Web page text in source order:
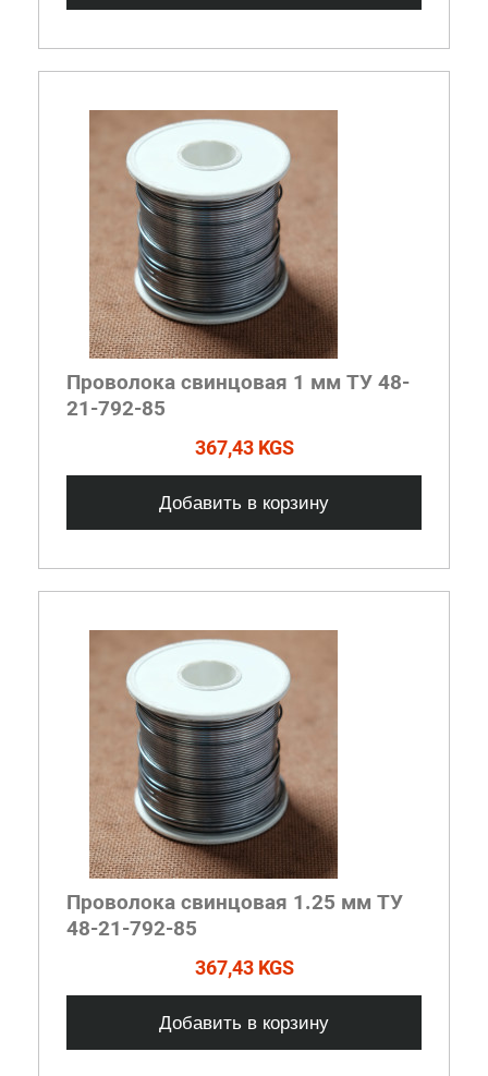
Проволока свинцовая 1 мм ТУ 48-
21-792-85
367,43 KGS
Добавить в корзину
Проволока свинцовая 1.25 мм ТУ
48-21-792-85
367,43 KGS
Добавить в корзину